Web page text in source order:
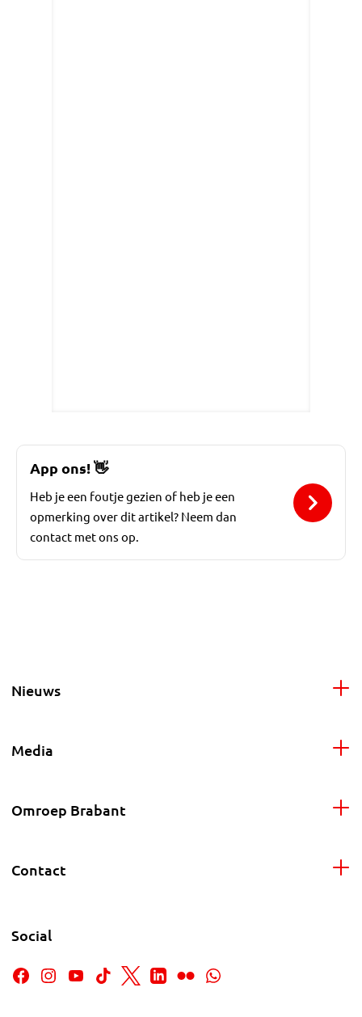
App ons!👋
Heb je een foutje gezien of heb je een
opmerking over dit artikel? Neem dan
contact met ons op.
Nieuws
Media
Omroep Brabant
Contact
Social